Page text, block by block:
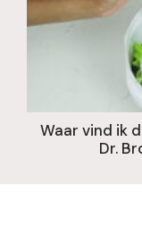
Waar vind ik
Dr.